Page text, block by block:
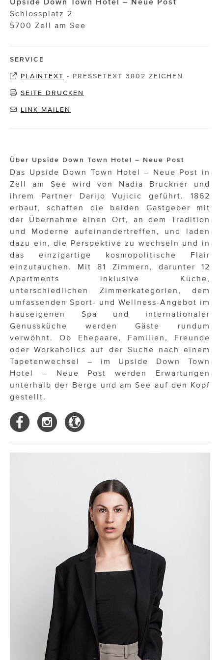
Schlossplatz 2
5700 Zell am See
SERVICE
PLAINTEXT - PRESSETEXT 3802 ZEICHEN
SEITE DRUCKEN
LINK MAILEN
Über Upside Down Town Hotel – Neue Post
Das Upside Down Town Hotel – Neue Post in
Zell am See wird von Nadia Bruckner und
ihrem Partner Darijo Vujicic geführt. 1862
erbaut, schaffen die beiden Gastgeber mit
der Übernahme einen Ort, an dem Tradition
und Moderne aufeinandertreffen, und laden
dazu ein, die Perspektive zu wechseln und in
das einzigartige kosmopolitische Flair
einzutauchen. Mit 81 Zimmern, darunter 12
Apartments inklusive Küche,
unterschiedlichen Zimmerkategorien, dem
umfassenden Sport- und Wellness-Angebot im
hauseigenen Spa und internationaler
Genussküche werden Gäste rundum
verwöhnt. Ob Ehepaare, Familien, Freunde
oder Workaholics auf der Suche nach einem
Tapetenwechsel – im Upside Down Town
Hotel – Neue Post werden Erwartungen
unterhalb der Berge und am See auf den Kopf
gestellt.